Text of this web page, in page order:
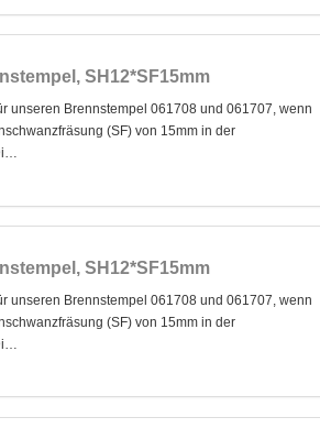
SH12*SF15mm
unseren Brennstempel 061708 und 061707, wenn
(SF) von 15mm in der
SH12*SF15mm
unseren Brennstempel 061708 und 061707, wenn
(SF) von 15mm in der